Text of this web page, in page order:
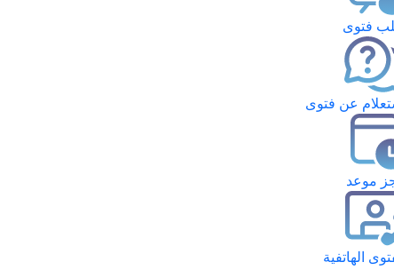
فتوى
عن فتوى
موعد
الهاتفية